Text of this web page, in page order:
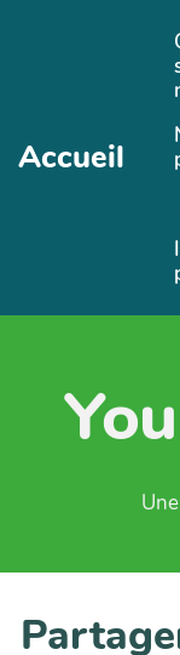
Aller au
Accueil